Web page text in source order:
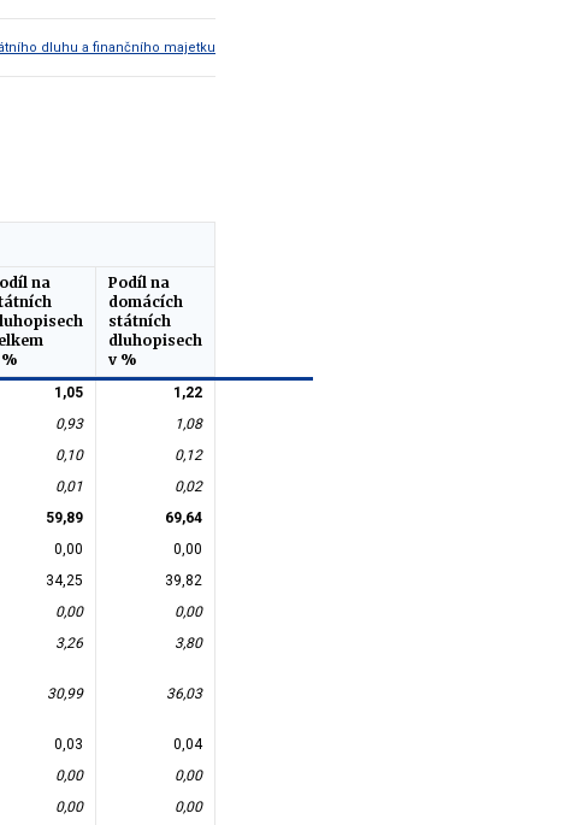
dluhu a finančního majetku
na
Podíl na
domácích
státních
dluhopisech
v %
1,05
1,22
0,93
1,08
0,10
0,12
0,01
0,02
59,89
69,64
0,00
0,00
34,25
39,82
0,00
0,00
3,26 3,80
30,99 36,03
0,03
0,04
0,00
0,00
0,00
0,00